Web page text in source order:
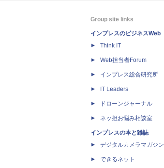
Group site links
インプレスのビジネスWeb
Think IT
Web担当者Forum
インプレス総合研究所
IT Leaders
ドローンジャーナル
ネッ担お悩み相談室
インプレスの本と雑誌
デジタルカメラマガジン
できるネット